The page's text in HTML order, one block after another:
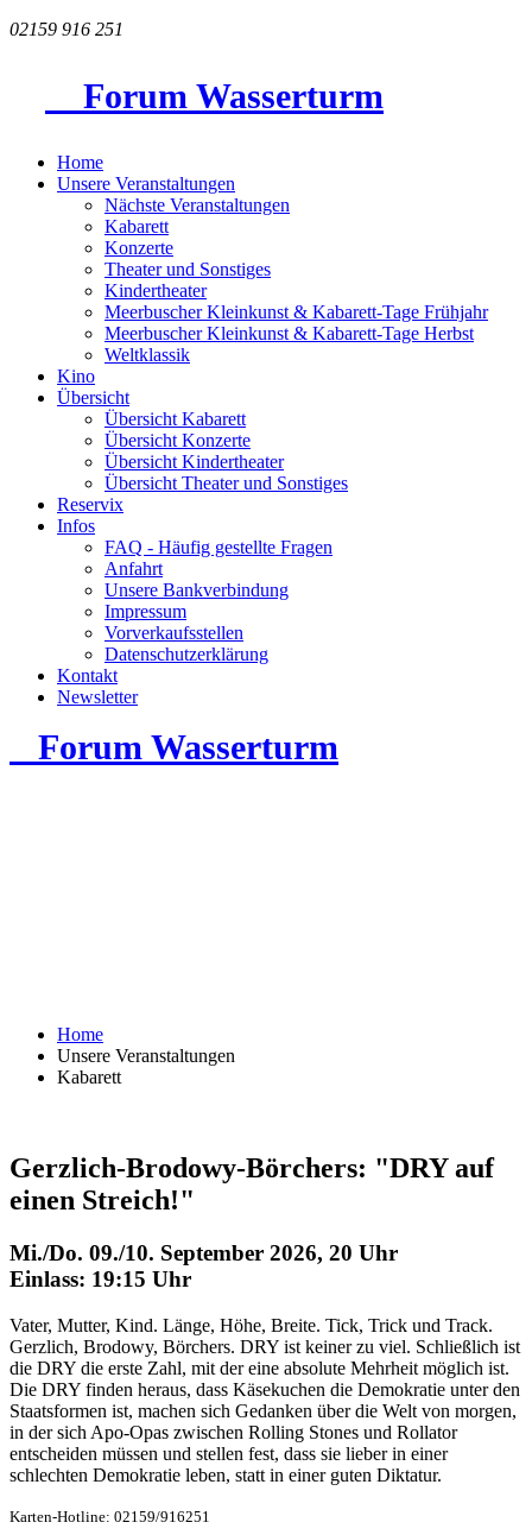
02159 916 251
Forum Wasserturm
Home
Unsere Veranstaltungen
Nächste Veranstaltungen
Kabarett
Konzerte
Theater und Sonstiges
Kindertheater
Meerbuscher Kleinkunst & Kabarett-Tage Frühjahr
Meerbuscher Kleinkunst & Kabarett-Tage Herbst
Weltklassik
Kino
Übersicht
Übersicht Kabarett
Übersicht Konzerte
Übersicht Kindertheater
Übersicht Theater und Sonstiges
Reservix
Infos
FAQ - Häufig gestellte Fragen
Anfahrt
Unsere Bankverbindung
Impressum
Vorverkaufsstellen
Datenschutzerklärung
Kontakt
Newsletter
Forum Wasserturm
Home
Unsere Veranstaltungen
Kabarett
Gerzlich-Brodowy-Börchers: "DRY auf
einen Streich!"
Mi./Do. 09./10. September 2026, 20 Uhr
Einlass: 19:15 Uhr
Vater, Mutter, Kind. Länge, Höhe, Breite. Tick, Trick und Track.
Gerzlich, Brodowy, Börchers. DRY ist keiner zu viel. Schließlich ist
die DRY die erste Zahl, mit der eine absolute Mehrheit möglich ist.
Die DRY finden heraus, dass Käsekuchen die Demokratie unter den
Staatsformen ist, machen sich Gedanken über die Welt von morgen,
in der sich Apo-Opas zwischen Rolling Stones und Rollator
entscheiden müssen und stellen fest, dass sie lieber in einer
schlechten Demokratie leben, statt in einer guten Diktatur.
Karten-Hotline: 02159/916251